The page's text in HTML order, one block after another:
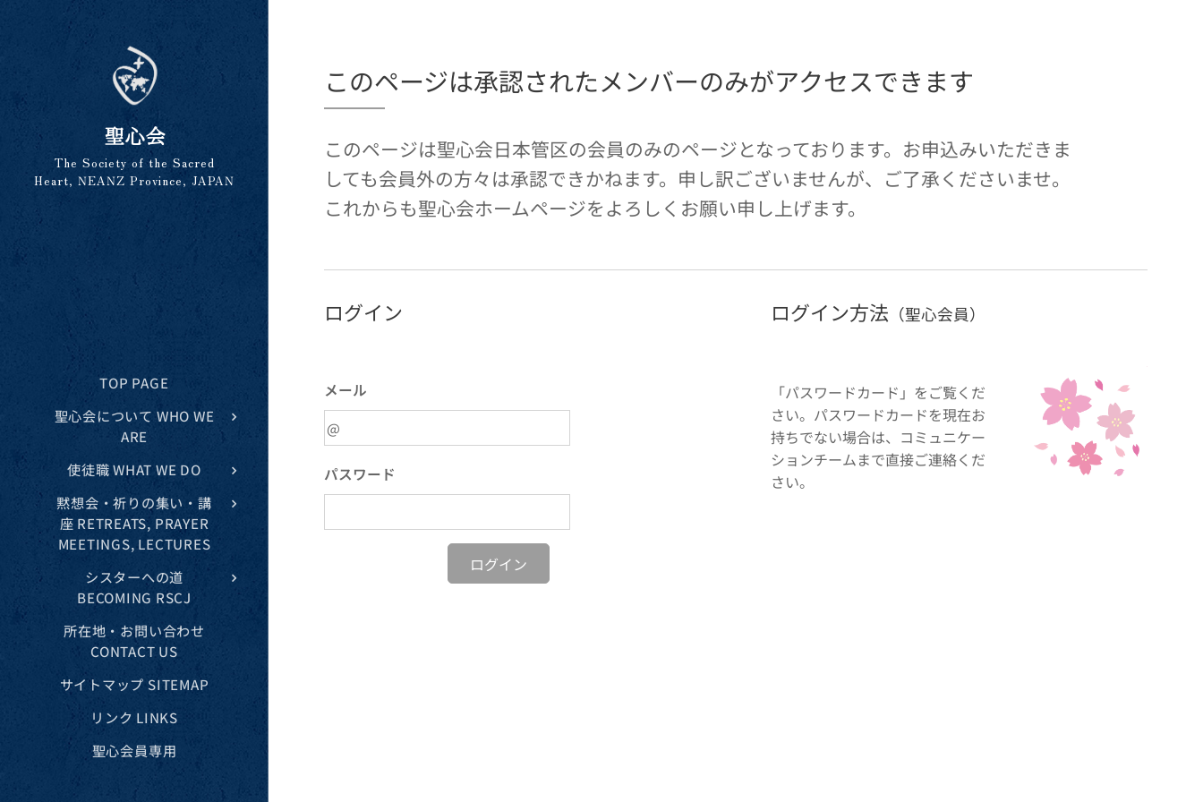
聖心会
The Society of the Sacred
Heart, NEANZ Province, JAPAN
TOP PAGE
聖心会について WHO WE
ARE
使徒職 WHAT WE DO
黙想会・祈りの集い・講
座 RETREATS, PRAYER
MEETINGS, LECTURES
シスターへの道
BECOMING RSCJ
所在地・お問い合わせ
CONTACT US
サイトマップ SITEMAP
リンク LINKS
聖心会員専用
このページは承認されたメンバーのみがアクセスできます
このページは聖心会日本管区の会員のみのページとなっております。お申込みいただきま
しても会員外の方々は承認できかねます。申し訳ございませんが、ご了承くださいませ。
これからも聖心会ホームページをよろしくお願い申し上げます。
ログイン
メール
パスワード
ログイン
ログイン方法 （聖心会員）
「パスワードカード」をご覧くだ
さい。パスワードカードを現在お
持ちでない場合は、コミュニケー
ションチームまで直接ご連絡くだ
さい。